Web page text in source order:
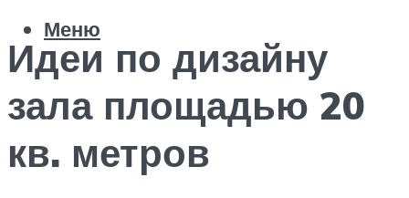
Меню
Идеи по дизайну
зала площадью 20
кв. метров